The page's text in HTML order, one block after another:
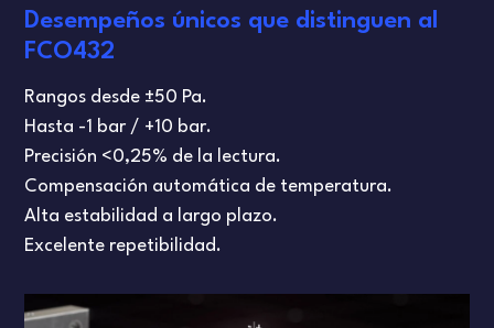
Desempeños únicos que distinguen al
FCO432
Rangos desde ±50 Pa.
Hasta -1 bar / +10 bar.
Precisión <0,25% de la lectura.
Compensación automática de temperatura.
Alta estabilidad a largo plazo.
Excelente repetibilidad.